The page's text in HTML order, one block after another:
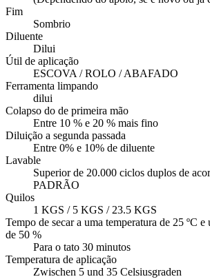
Fim
Sombrio
Diluente
Dilui
Útil de aplicação
ESCOVA / ROLO / ABAFADO
Ferramenta limpando
dilui
Colapso do de primeira mão
Entre 10 % e 20 % mais fino
Diluição a segunda passada
Entre 0% e 10% de diluente
Lavable
Superior de 20.000 ciclos duplos de
PADRÃO
Quilos
1 KGS / 5 KGS / 23.5 KGS
Tempo de secar a uma temperatura de 25 ºC
de 50 %
Para o tato 30 minutos
Temperatura de aplicação
Zwischen 5 und 35 Celsiusgraden